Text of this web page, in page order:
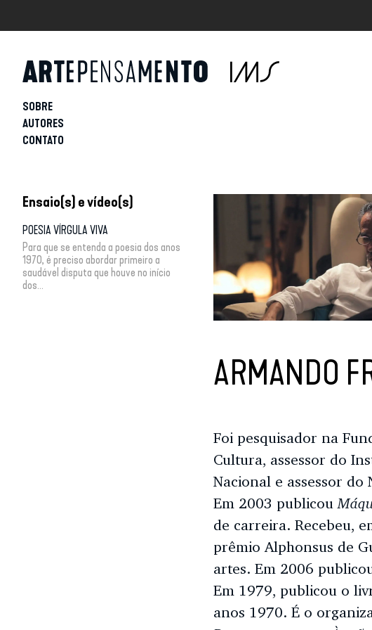
SOBRE
AUTORES
CONTATO
Ensaio(s) e vídeo(s)
POESIA VÍRGULA VIVA
Para que se entenda a poesia dos anos
1970, é preciso abordar primeiro a
saudável disputa que houve no início
dos...
ARMANDO
Foi pesquisador na
Cultura, assessor do
Nacional e assessor do
Em 2003 publicou
de carreira. Recebeu,
prêmio Alphonsus de
artes. Em 2006
Em 1979, publicou o
anos 1970. É o